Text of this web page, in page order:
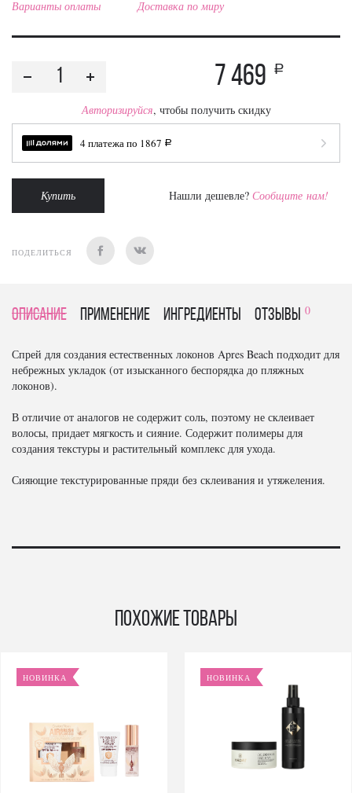
Варианты оплаты Доставка по миру
7 469 a
Авторизируйся, чтобы получить скидку
4 платежа по 1867 a
Купить Нашли дешевле? Сообщите нам!
ПОДЕЛИТЬСЯ
Описание Применение Ингредиенты отзывы 0
Спрей для создания естественных локонов Apres Beach подходит для
небрежных укладок (от изысканного беспорядка до пляжных
локонов).
В отличие от аналогов не содержит соль, поэтому не склеивает
волосы, придает мягкость и сияние. Содержит полимеры для
создания текстуры и растительный комплекс для ухода.
Сияющие текстурированные пряди без склеивания и утяжеления.
Похожие товары
НОВИНКА НОВИНКА